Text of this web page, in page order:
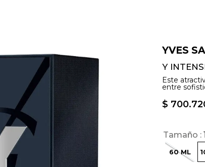
YVES
Y
Este
entre
$ 700.
Tamaño
60 ML